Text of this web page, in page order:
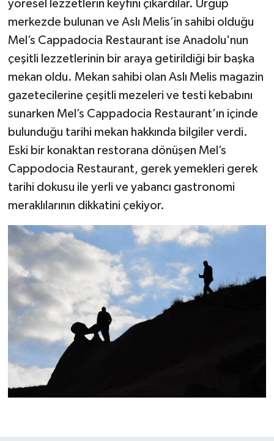
yöresel lezzetlerin keyfini çıkardılar. Ürgüp
merkezde bulunan ve Aslı Melis’in sahibi olduğu
Mel’s Cappadocia Restaurant ise Anadolu'nun
çeşitli lezzetlerinin bir araya getirildiği bir başka
mekan oldu. Mekan sahibi olan Aslı Melis magazin
gazetecilerine çeşitli mezeleri ve testi kebabını
sunarken Mel’s Cappadocia Restaurant’ın içinde
bulunduğu tarihi mekan hakkında bilgiler verdi.
Eski bir konaktan restorana dönüşen Mel’s
Cappodocia Restaurant, gerek yemekleri gerek
tarihi dokusu ile yerli ve yabancı gastronomi
meraklılarının dikkatini çekiyor.